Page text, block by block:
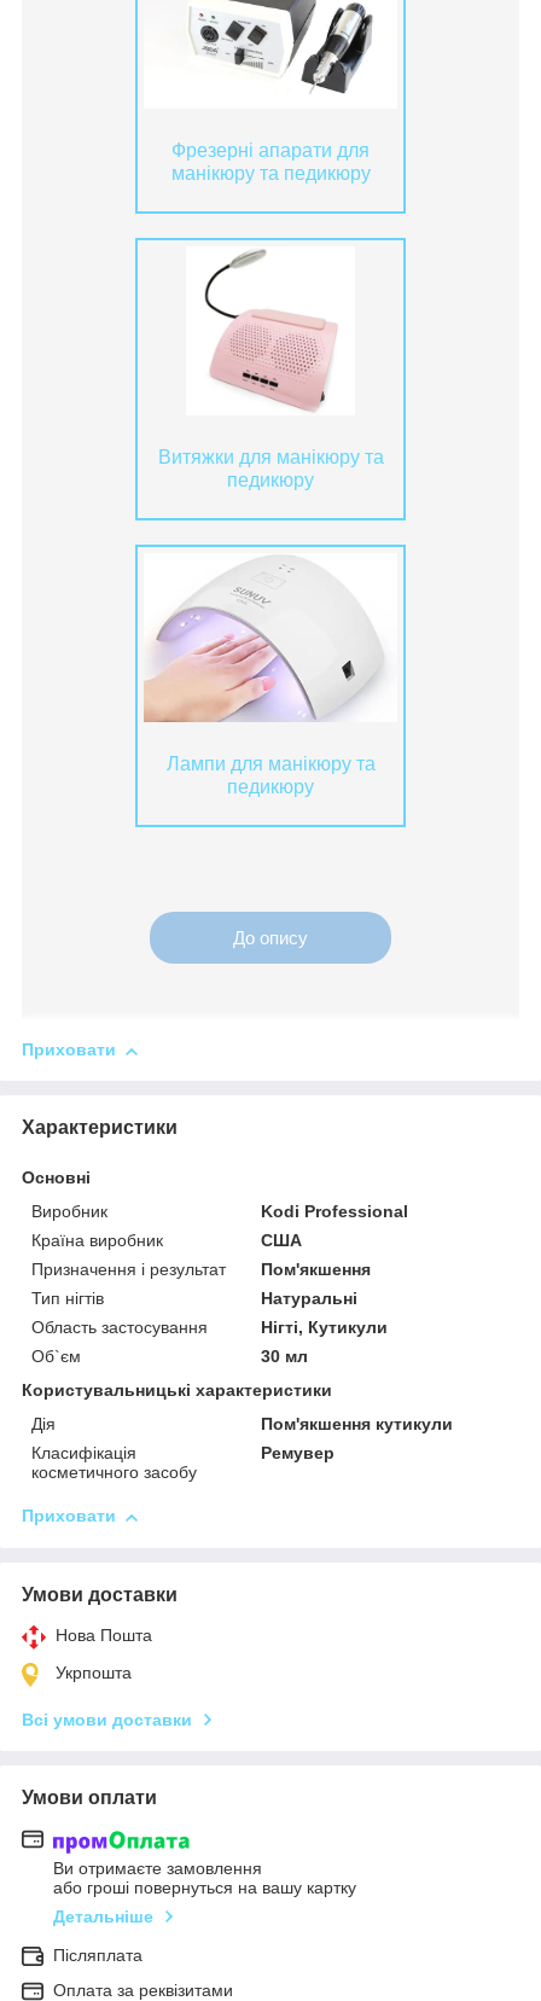
Фрезерні апарати для
манікюру та педикюру
Витяжки для манікюру та
педикюру
Лампи для манікюру та
педикюру
До опису
Приховати
Характеристики
Основні
Виробник
Kodi Professional
Країна виробник
США
Призначення і результат
Пом'якшення
Тип нігтів
Натуральні
Область застосування
Нігті, Кутикули
Об`єм
30 мл
Користувальницькі характеристики
Дія
Пом'якшення кутикули
Класифікація
косметичного засобу
Ремувер
Приховати
Умови доставки
Нова Пошта
Укрпошта
Всі умови доставки
Умови оплати
Ви отримаєте замовлення
або гроші повернуться на вашу картку
Детальніше
Післяплата
Оплата за реквізитами